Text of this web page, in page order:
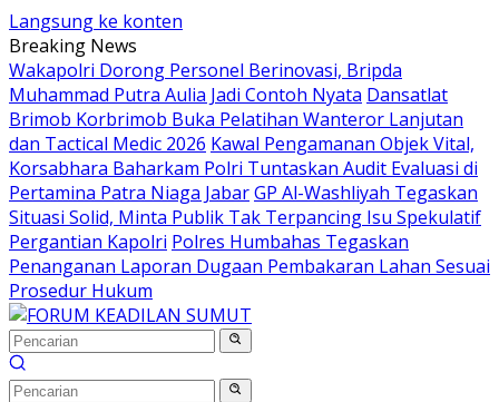
Langsung ke konten
Breaking News
Wakapolri Dorong Personel Berinovasi, Bripda
Muhammad Putra Aulia Jadi Contoh Nyata Dansatlat
Brimob Korbrimob Buka Pelatihan Wanteror Lanjutan
dan Tactical Medic 2026 Kawal Pengamanan Objek Vital,
Korsabhara Baharkam Polri Tuntaskan Audit Evaluasi di
Pertamina Patra Niaga JabarGP Al-Washliyah Tegaskan
Situasi Solid, Minta Publik Tak Terpancing Isu Spekulatif
Pergantian Kapolri Polres Humbahas Tegaskan
Penanganan Laporan Dugaan Pembakaran Lahan Sesuai
Prosedur Hukum